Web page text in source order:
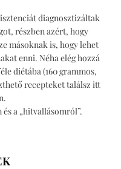
diagnosztizáltak
részben azért, hogy
másoknak is, hogy lehet
enni. Néha elég hozzá
diétába (160 grammos,
recepteket találsz itt
a „hitvallásomról”.